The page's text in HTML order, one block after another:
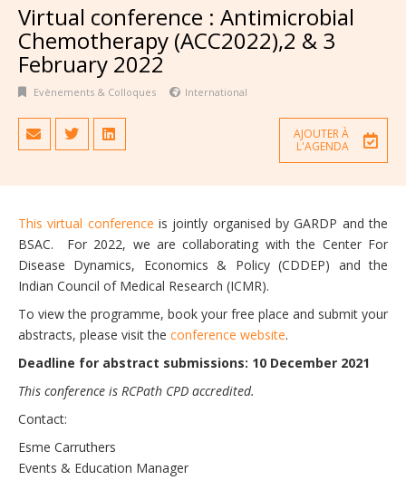
Virtual conference : Antimicrobial
Chemotherapy (ACC2022),2 & 3
February 2022
Evènements & Colloques International
AJOUTER À
L'AGENDA
This virtual conference is jointly organised by GARDP and the
BSAC. For 2022, we are collaborating with the Center For
Disease Dynamics, Economics & Policy (CDDEP) and the
Indian Council of Medical Research (ICMR).
To view the programme, book your free place and submit your
abstracts, please visit the conference website.
Deadline for abstract submissions: 10 December 2021
This conference is RCPath CPD accredited.
Contact:
Esme Carruthers
Events & Education Manager